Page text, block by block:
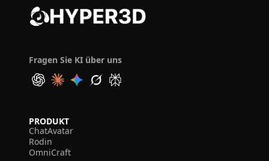
Fragen Sie KI über uns
PRODUKT
ChatAvatar
Rodin
OmniCraft